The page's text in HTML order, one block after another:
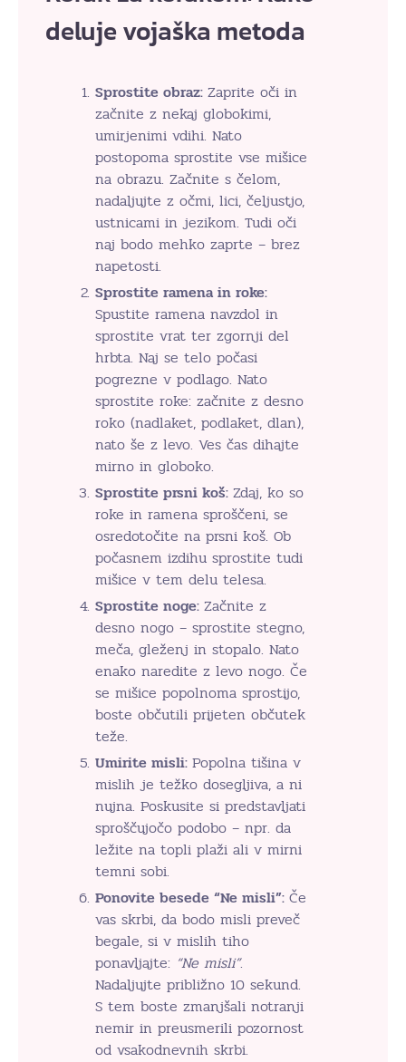
deluje vojaška metoda
Sprostite obraz: Zaprite oči in
začnite z nekaj globokimi,
umirjenimi vdihi. Nato
postopoma sprostite vse mišice
na obrazu. Začnite s čelom,
nadaljujte z očmi, lici, čeljustjo,
ustnicami in jezikom. Tudi oči
naj bodo mehko zaprte – brez
napetosti.
Sprostite ramena in roke:
Spustite ramena navzdol in
sprostite vrat ter zgornji del
hrbta. Naj se telo počasi
pogrezne v podlago. Nato
sprostite roke: začnite z desno
roko (nadlaket, podlaket, dlan),
nato še z levo. Ves čas dihajte
mirno in globoko.
Sprostite prsni koš: Zdaj, ko so
roke in ramena sproščeni, se
osredotočite na prsni koš. Ob
počasnem izdihu sprostite tudi
mišice v tem delu telesa.
Sprostite noge: Začnite z
desno nogo – sprostite stegno,
meča, gleženj in stopalo. Nato
enako naredite z levo nogo. Če
se mišice popolnoma sprostijo,
boste občutili prijeten občutek
teže.
Umirite misli: Popolna tišina v
mislih je težko dosegljiva, a ni
nujna. Poskusite si predstavljati
sproščujočo podobo – npr. da
ležite na topli plaži ali v mirni
temni sobi.
Ponovite besede “Ne misli”: Če
vas skrbi, da bodo misli preveč
begale, si v mislih tiho
ponavljajte: “Ne misli”.
Nadaljujte približno 10 sekund.
S tem boste zmanjšali notranji
nemir in preusmerili pozornost
od vsakodnevnih skrbi.